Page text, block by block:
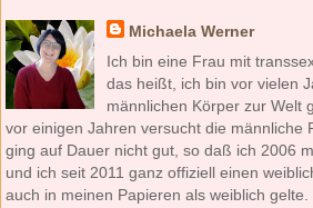
Michaela Werner
Ich bin eine Frau mit
das heißt, ich bin vor vielen
männlichen Körper zur Welt
vor einigen Jahren versucht die männliche
ging auf Dauer nicht gut, so daß ich 2006
und ich seit 2011 ganz offiziell einen
auch in meinen Papieren als weiblich